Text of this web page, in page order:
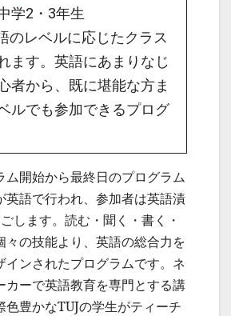
学2・3年生
のレベルに応じたクラス
ます。英語にあまりなじ
者から、既に堪能な方ま
ルでも参加できるプログ
ム開始から最終日のプログラム
英語で行われ、参加者は英語漬
します。読む・聞く・書く・
々の技能より、英語の総合力を
インされたプログラムです。ネ
カーで英語教育を専門とする講
色豊かなTUJの学生がティーチ